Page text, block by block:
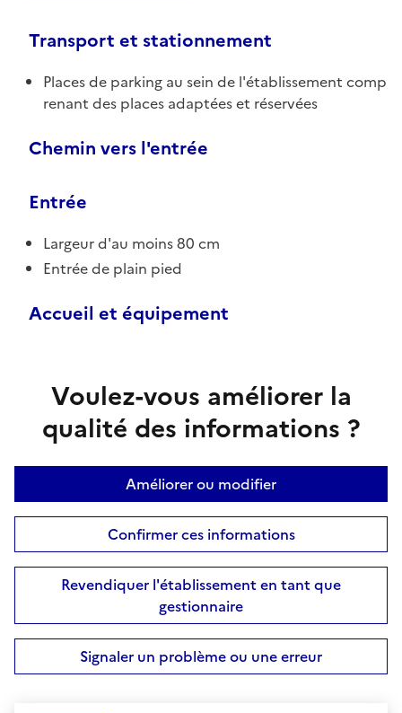
Transport et stationnement
Places de parking au sein de l'établissement comp
renant des places adaptées et réservées
Chemin vers l'entrée
Entrée
Largeur d'au moins 80 cm
Entrée de plain pied
Accueil et équipement
Voulez-vous améliorer la
qualité des informations ?
Améliorer ou modifier
Confirmer ces informations
Revendiquer l'établissement en tant que
gestionnaire
Signaler un problème ou une erreur